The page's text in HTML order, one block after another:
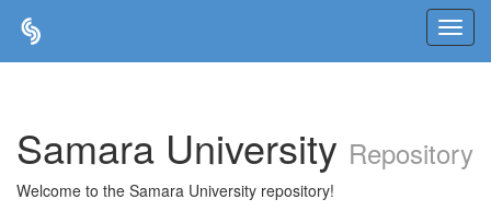
Samara University Repository
Welcome to the Samara University repository!